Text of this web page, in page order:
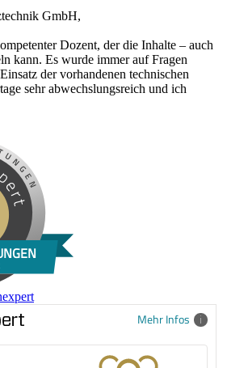
GmbH,
Dozent, der die Inhalte – auch
kann. Es wurde immer auf Fragen
der vorhandenen technischen
sehr abwechslungsreich und ich
Mehr Infos